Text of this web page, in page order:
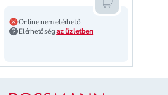
Online nem elérhető
Elérhetőségaz üzletben
Kosárba teszem
Lábléc